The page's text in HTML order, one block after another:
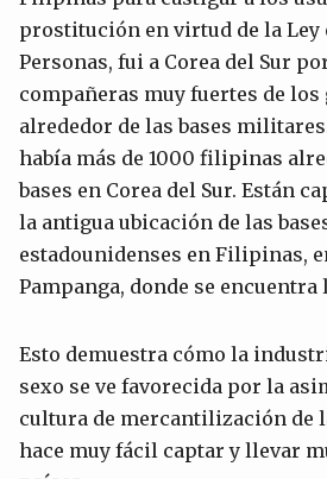
prostitución en virtud de la Ley
Personas, fui a Corea del Sur
compañeras muy fuertes de
alrededor de las bases
había más de 1000 filipinas
bases en Corea del Sur. Están
la antigua ubicación de las
estadounidenses en Filipinas,
Pampanga, donde se encuentra
Esto demuestra cómo la
sexo se ve favorecida por la
cultura de mercantilización de
hace muy fácil captar y llevar